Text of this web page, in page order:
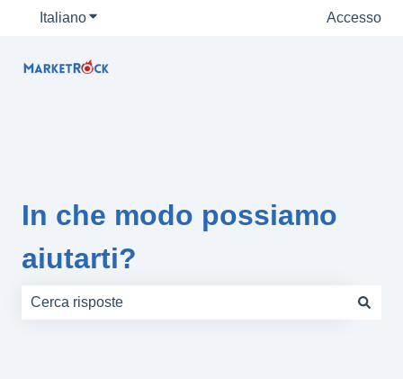
ItalianoMostra sottomenu per le traduzioni Accesso
In che modo possiamo
aiutarti?